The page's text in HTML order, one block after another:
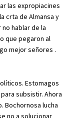
las expropiacines
crta de Almansa y
hablar de la
que pegaron al
mejor señores .
Estomagos
subsistir. Ahora
Bochornosa lucha
no a solucionar